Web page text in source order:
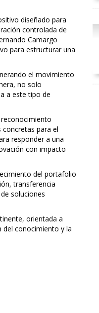
diseñado para
controlada de
Camargo
para estructurar una
el movimiento
no solo
a este tipo de
concretas para el
responder a una
con impacto
del portafolio
transferencia
soluciones
orientada a
del conocimiento y la